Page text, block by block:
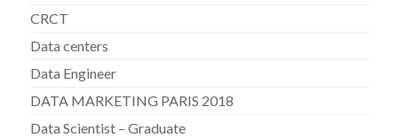
CRCT
Data centers
Data Engineer
DATA MARKETING PARIS 2018
Data Scientist – Graduate